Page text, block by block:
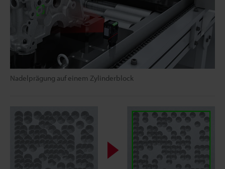
Nadelprägung auf einem Zylinderblock